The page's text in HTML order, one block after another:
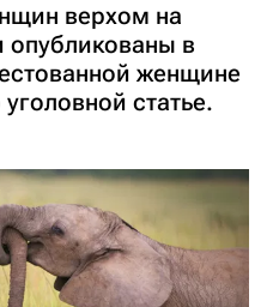
верхом на
опубликованы в
женщине
статье.